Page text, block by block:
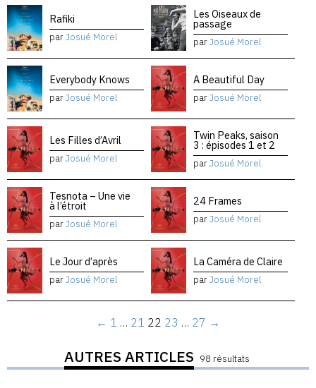
Rafiki
parJosué Morel
Les Oiseaux de
passage
parJosué Morel
Everybody Knows
parJosué Morel
A Beautiful Day
parJosué Morel
Les Filles d’Avril
parJosué Morel
Twin Peaks, saison
3 : épisodes 1 et 2
parJosué Morel
Tesnota – Une vie
à l’étroit
parJosué Morel
24 Frames
parJosué Morel
Le Jour d’après
parJosué Morel
La Caméra de Claire
parJosué Morel
← 1 … 21 22 23 … 27 →
AUTRES ARTICLES 98 résultats